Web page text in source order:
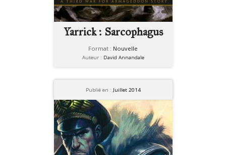
Yarrick : Sarcophagus
Format : Nouvelle
Auteur : David Annandale
Publié en : Juillet 2014